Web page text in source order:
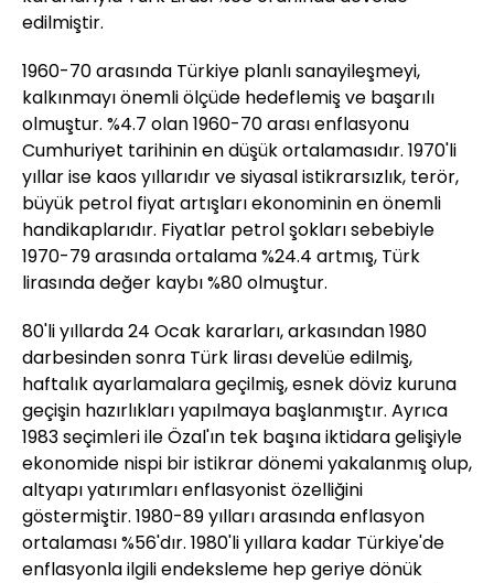
edilmiştir.
1960-70 arasında Türkiye planlı sanayileşmeyi,
kalkınmayı önemli ölçüde hedeflemiş ve başarılı
olmuştur. %4.7 olan 1960-70 arası enflasyonu
Cumhuriyet tarihinin en düşük ortalamasıdır. 1970'li
yıllar ise kaos yıllarıdır ve siyasal istikrarsızlık, terör,
büyük petrol fiyat artışları ekonominin en önemli
handikaplarıdır. Fiyatlar petrol şokları sebebiyle
1970-79 arasında ortalama %24.4 artmış, Türk
lirasında değer kaybı %80 olmuştur.
80'li yıllarda 24 Ocak kararları, arkasından 1980
darbesinden sonra Türk lirası develüe edilmiş,
haftalık ayarlamalara geçilmiş, esnek döviz kuruna
geçişin hazırlıkları yapılmaya başlanmıştır. Ayrıca
1983 seçimleri ile Özal'ın tek başına iktidara gelişiyle
ekonomide nispi bir istikrar dönemi yakalanmış olup,
altyapı yatırımları enflasyonist özelliğini
göstermiştir. 1980-89 yılları arasında enflasyon
ortalaması %56'dır. 1980'li yıllara kadar Türkiye'de
enflasyonla ilgili endeksleme hep geriye dönük